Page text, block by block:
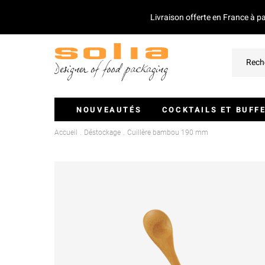
Livraison offerte en France à
NOUVEAUTÉS COCKTAILS ET
Verrines Et Monoportions
Saladiers
Piques Et Mini Couverts
Accueil Déstockage Cuillère bambou 190 mm